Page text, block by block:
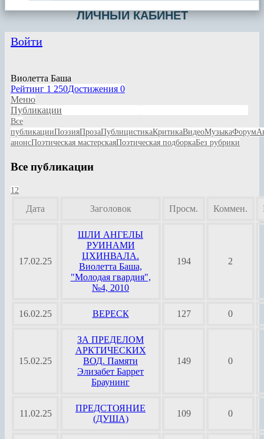
ЛИЧНЫЙ КАБИНЕТ
Войти
Виолетта Баша
Рейтинг 1 250Достижения 0
Меню
Публикации
Все
публикацииПоэзияПрозаПублицистикаКритикаВидеоМузыкаФорум
анонсПоэтическая мастерскаяПоэтическая подборкаБез рубрики
Все публикации
12
Дата Заголовок Просм. Коммен.
17.02.25
ШЛИ АНГЕЛЫ
РУИНАМИ
ЦХИНВАЛА.
Виолетта Баша,
"Молодая гвардия",
№4, 2010
194 2
16.02.25 ВЕРЕСК 127 0
15.02.25
ЗА ПРЕДЕЛОМ
АРКТИЧЕСКИХ
ВОД. Памяти
Элизабет Баррет
Браунинг
149 0
11.02.25
ПРЕДСТОЯНИЕ
(ДУША)
109 0